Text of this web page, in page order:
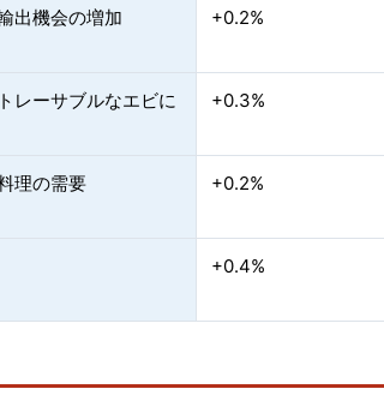
出機会の増加 +0.2%
レーサブルなエビに
+0.3%
理の需要 +0.2%
+0.4%